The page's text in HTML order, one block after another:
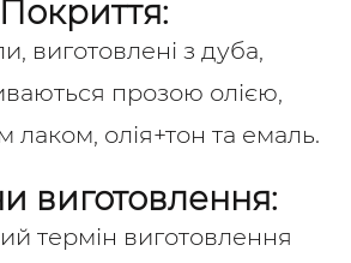
Покриття:
виготовлені з дуба,
прозою олією,
лаком, олія+тон та емаль.
виготовлення:
термін виготовлення